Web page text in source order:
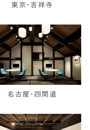
東京・吉祥寺
名古屋・四間道